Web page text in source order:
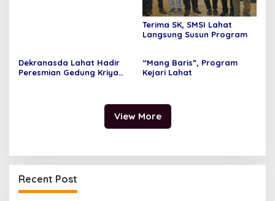
Terima SK, SMSI Lahat
Langsung Susun Program
Dekranasda Lahat Hadir
Peresmian Gedung Kriya
“Mang Baris”, Program
Kejari Lahat
View More
Recent Post